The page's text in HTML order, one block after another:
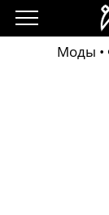
Моды •